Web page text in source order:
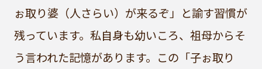
ぉ取り婆（人さらい）が来るぞ」と諭す習慣が
残っています。私自身も幼いころ、祖母からそ
う言われた記憶があります。この「子ぉ取り